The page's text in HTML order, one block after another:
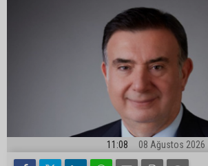
11:08 08 Ağustos 2026